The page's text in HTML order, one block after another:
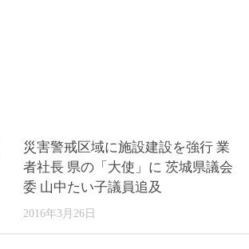
災害警戒区域に施設建設を強行 業
者社長 県の「大使」に 茨城県議会
委 山中たい子議員追及
2016年3月26日